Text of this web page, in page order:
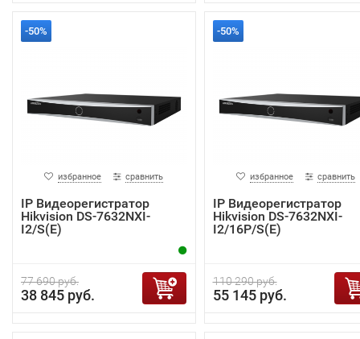
-50%
избранное сравнить
IP Видеорегистратор
Hikvision DS-7632NXI-
I2/S(E)
77 690 руб.
38 845 руб.
-50%
избранное сравнить
IP Видеорегистратор
Hikvision DS-7632NXI-
I2/16P/S(E)
110 290 руб.
55 145 руб.